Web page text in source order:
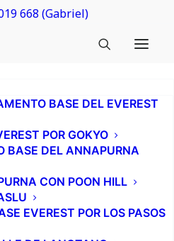
668 (Gabriel)
BASE DEL EVEREST
POR GOKYO
BASE DEL ANNAPURNA
CON POON HILL
EVEREST POR LOS PASOS
m) –Mi primer